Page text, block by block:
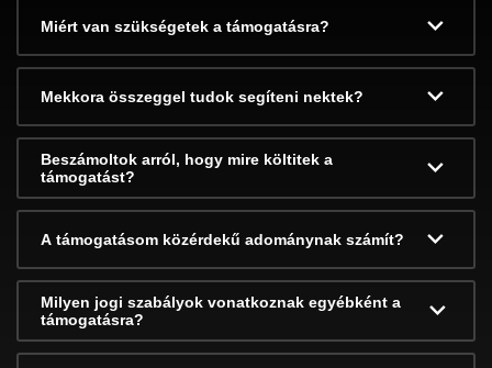
Miért van szükségetek a támogatásra?
Mekkora összeggel tudok segíteni nektek?
Beszámoltok arról, hogy mire költitek a
támogatást?
A támogatásom közérdekű adománynak számít?
Milyen jogi szabályok vonatkoznak egyébként a
támogatásra?